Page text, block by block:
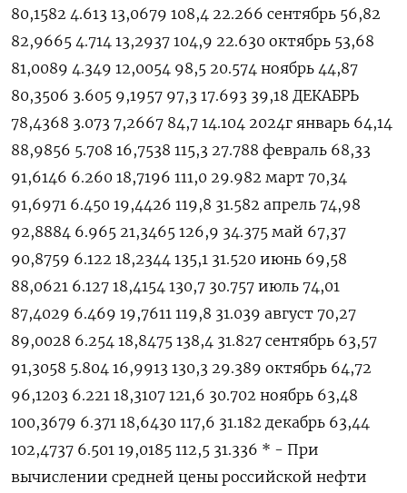
80,1582 4.613 13,0679 108,4 22.266 сентябрь 56,82
82,9665 4.714 13,2937 104,9 22.630 октябрь 53,68
81,0089 4.349 12,0054 98,5 20.574 ноябрь 44,87
80,3506 3.605 9,1957 97,3 17.693 39,18 ДЕКАБРЬ
78,4368 3.073 7,2667 84,7 14.104 2024г январь 64,14
88,9856 5.708 16,7538 115,3 27.788 февраль 68,33
91,6146 6.260 18,‍7196 111,0 29.982 март 70,34
91,6971 6.450 19,4426 119,‍8 31.582 апрель 74,98
92,8884 6.965 21,3465 126,9 34.375 май 67,37
90,8759 6.122 18,2344 135,1 31.520 июнь 69,58
88,0621 6.127 18,4154 130,7 30.757 июль 74,01
87,4029 6.469 19,7611 119,8 31.039 август 70,27
89,0028 6.254 18,‍8475 138,4 31.827 сентябрь 63,57
91,3058 5.804 16,9913 130,3 29.389 октябрь 64,72
96,1203 6.221 18,3107 121,6 30.702 ноябрь 63,48
100,3679 6.371 18,6430 117,6 31.182 декабрь 63,44
102,4737 6.501 19,0185 112,5 31.336 * - При
вычислении средней цены российской нефти